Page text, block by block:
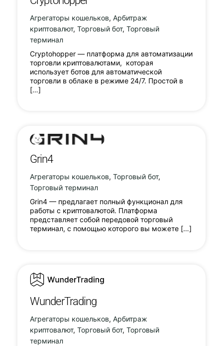
Агрегаторы кошельков, Арбитраж
криптовалют, Торговый бот, Торговый
терминал
Cryptohopper — платформа для автоматизации
торговли криптовалютами, которая
использует ботов для автоматической
торговли в облаке в режиме 24/7. Простой в
[…]
Grin4
Агрегаторы кошельков, Торговый бот,
Торговый терминал
Grin4 — предлагает полный функционал для
работы с криптовалютой. Платформа
представляет собой передовой торговый
терминал, с помощью которого вы можете […]
WunderTrading
Агрегаторы кошельков, Арбитраж
криптовалют, Торговый бот, Торговый
терминал